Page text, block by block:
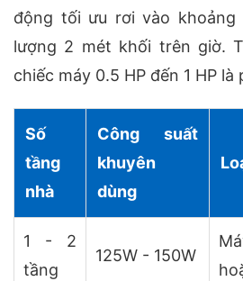
động tối ưu rơi vào khoảng
lượng 2 mét khối trên giờ.
chiếc máy 0.5 HP đến 1 HP là
Số
tầng
nhà
Công suất
khuyên
dùng
1 - 2
tầng
125W - 150W